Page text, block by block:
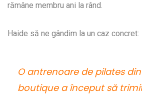
rămâne membru ani la rând.
Haide să ne gândim la un caz concret:
O antrenoare de pilates
boutique a început să